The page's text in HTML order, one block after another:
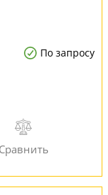
По запросу